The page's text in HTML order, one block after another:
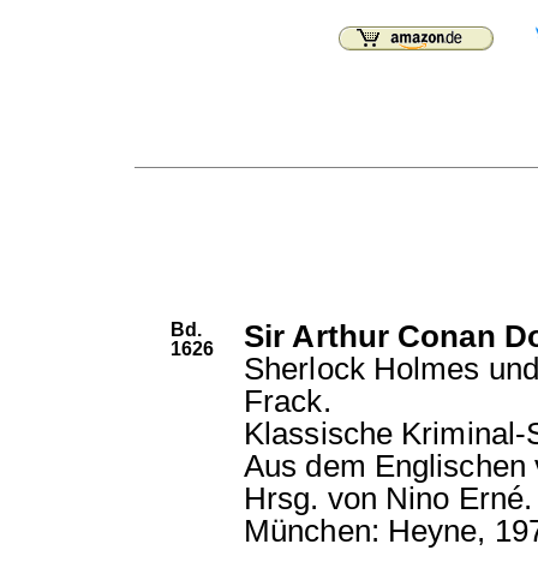
Bd.
1626
Sir Arthur Conan
Sherlock Holmes
Frack.
Klassische Kriminal-
Aus dem Englischen
Hrsg. von Nino Erné.
München: Heyne,